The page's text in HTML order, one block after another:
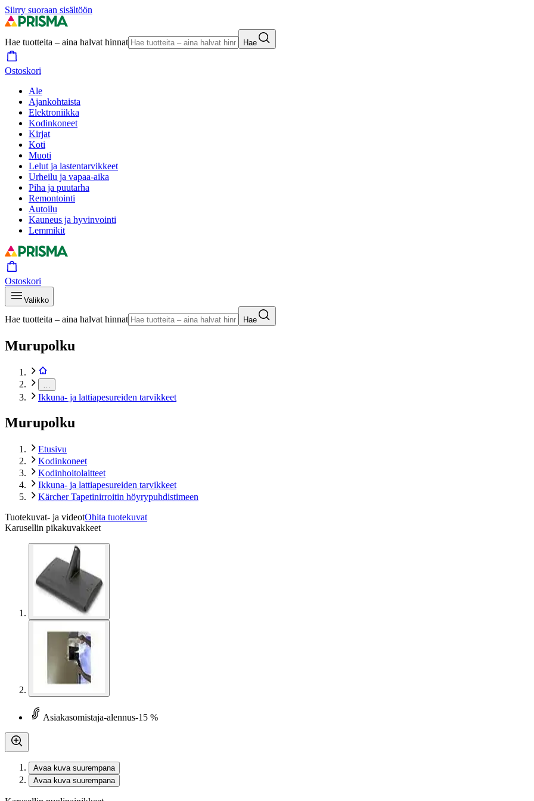
Siirry suoraan sisältöön
Hae tuotteita – aina halvat hinnat Hae
Ostoskori
Ale
Ajankohtaista
Elektroniikka
Kodinkoneet
Kirjat
Koti
Muoti
Lelut ja lastentarvikkeet
Urheilu ja vapaa-aika
Piha ja puutarha
Remontointi
Autoilu
Kauneus ja hyvinvointi
Lemmikit
Ostoskori
Valikko
Hae tuotteita – aina halvat hinnat Hae
Murupolku
Ikkuna- ja lattiapesureiden tarvikkeet
Murupolku
Etusivu
Kodinkoneet
Kodinhoitolaitteet
Ikkuna- ja lattiapesureiden tarvikkeet
Kärcher Tapetinirroitin höyrypuhdistimeen
Tuotekuvat- ja videotOhita tuotekuvat
Karusellin pikakuvakkeet
Asiakasomistaja-alennus-15 %
Avaa kuva suurempana
Avaa kuva suurempana